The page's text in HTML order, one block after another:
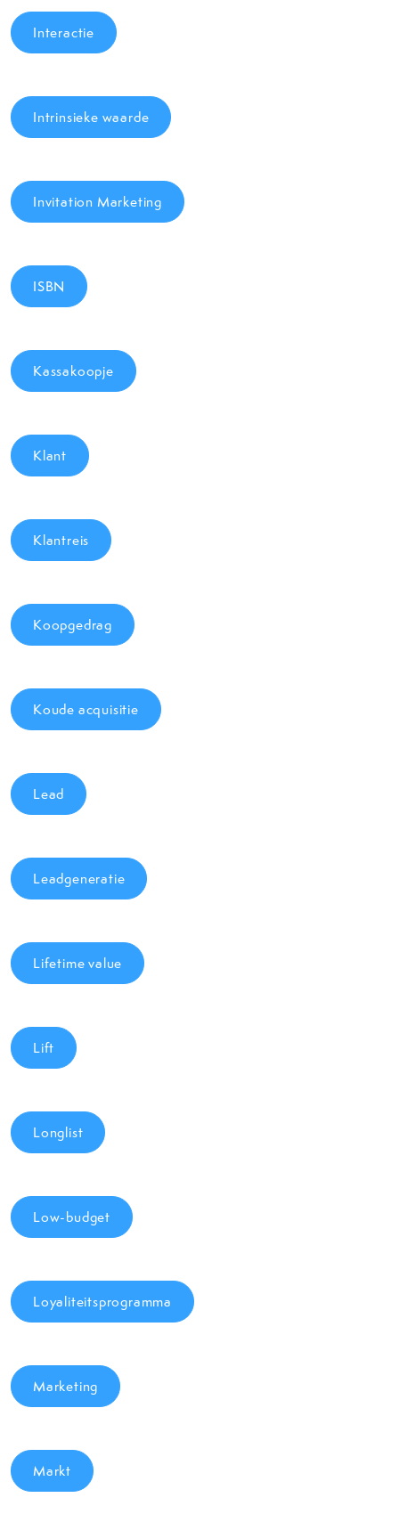
Interactie
Intrinsieke waarde
Invitation Marketing
ISBN
Kassakoopje
Klant
Klantreis
Koopgedrag
Koude acquisitie
Lead
Leadgeneratie
Lifetime value
Lift
Longlist
Low-budget
Loyaliteitsprogramma
Marketing
Markt